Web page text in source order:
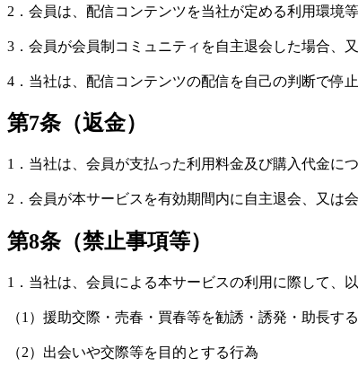
2．会員は、配信コンテンツを当社が定める利用環境
3．会員が会員制コミュニティを自主退会した場合、
4．当社は、配信コンテンツの配信を自己の判断で停
第7条（返金）
1．当社は、会員が支払った利用料金及び購入代金に
2．会員が本サービスを有効期間内に自主退会、又は
第8条（禁止事項等）
1．当社は、会員による本サービスの利用に際して、
（1）援助交際・売春・買春等を勧誘・誘発・助長
（2）出会いや交際等を目的とする行為